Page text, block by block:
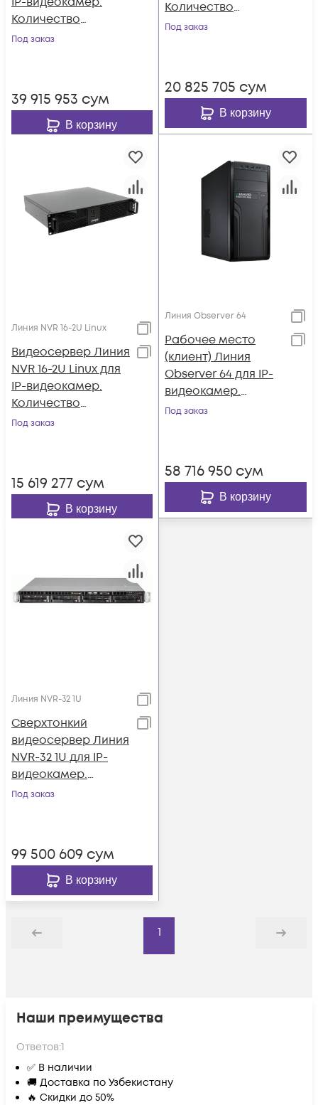
Количество
каналов: видео - 64,
Под заказ
39 915 953 сум
В корзину
Количество
каналов: видео - 32,
Под заказ
20 825 705 сум
В корзину
Линия NVR 16-2U Linux
Видеосервер Линия
NVR 16-2U Linux для
IP-видеокамер.
Количество
каналов: видео - 16,
Под заказ
15 619 277 сум
В корзину
Линия Observer 64
Рабочее место
(клиент) Линия
Observer 64 для IP-
видеокамер.
Количество
Под заказ
58 716 950 сум
В корзину
Линия NVR-32 1U
Сверхтонкий
видеосервер Линия
NVR-32 1U для IP-
видеокамер.
Количество
питания.
Под заказ
99 500 609 сум
В корзину
Назад
1
Дальше
Наши преимущества
Ответов:1
✅ В наличии
🚚 Доставка по Узбекистану
🔥 Скидки до 50%